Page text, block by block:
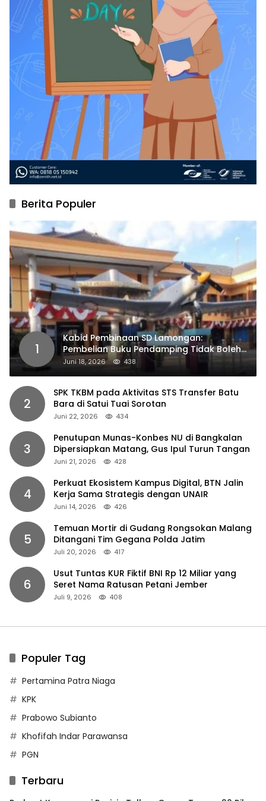
Berita Populer
1
Kabid Pembinaan SD Lamongan:
Pembelian Buku Pendamping Tidak Boleh
Dipaksakan
Juni 18, 2026 438
2
SPK TKBM pada Aktivitas STS Transfer Batu
Bara di Satui Tuai Sorotan
Juni 22, 2026 434
3
Penutupan Munas-Konbes NU di Bangkalan
Dipersiapkan Matang, Gus Ipul Turun Tangan
Juni 21, 2026 428
4
Perkuat Ekosistem Kampus Digital, BTN Jalin
Kerja Sama Strategis dengan UNAIR
Juni 14, 2026 426
5
Temuan Mortir di Gudang Rongsokan Malang
Ditangani Tim Gegana Polda Jatim
Juli 20, 2026 417
6
Usut Tuntas KUR Fiktif BNI Rp 12 Miliar yang
Seret Nama Ratusan Petani Jember
Juli 9, 2026 408
Populer Tag
Pertamina Patra Niaga
KPK
Prabowo Subianto
Khofifah Indar Parawansa
PGN
Terbaru